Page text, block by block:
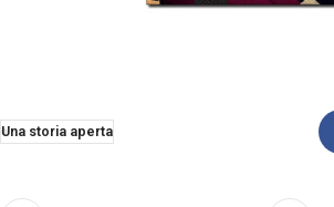
Una storia aperta